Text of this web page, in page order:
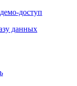
демо-доступ
данных